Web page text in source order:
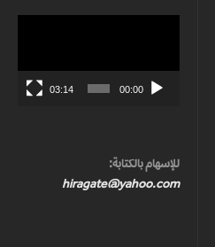
00:00
03:14
للإسهام بالكتابة:
hiragate@yahoo.com